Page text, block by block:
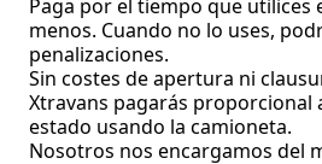
Paga por el tiempo que utilices
menos. Cuando no lo uses,
penalizaciones.
Sin costes de apertura ni
Xtravans pagarás proporcional
estado usando la camioneta.
Nosotros nos encargamos del